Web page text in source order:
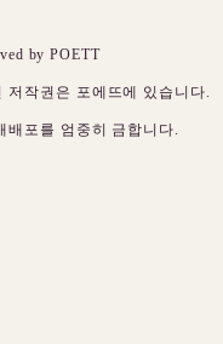
by POETT
작권은 포에뜨에 있습니다.
배포를 엄중히 금합니다.